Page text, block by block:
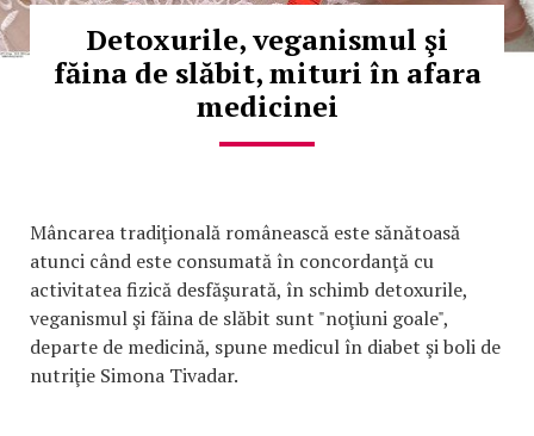
Detoxurile, veganismul şi
făina de slăbit, mituri în afara
medicinei
Mâncarea tradiţională românească este sănătoasă
atunci când este consumată în concordanţă cu
activitatea fizică desfăşurată, în schimb detoxurile,
veganismul şi făina de slăbit sunt "noţiuni goale",
departe de medicină, spune medicul în diabet şi boli de
nutriţie Simona Tivadar.